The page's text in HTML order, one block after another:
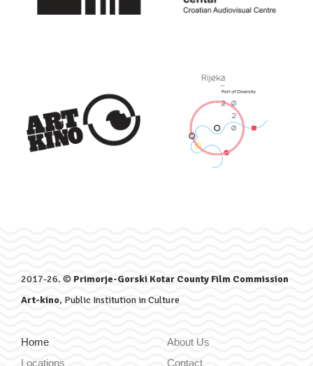
2017-26. © Primorje-Gorski Kotar County Film Commission
Art-kino, Public Institution in Culture
Home
Locations
About Us
Contact